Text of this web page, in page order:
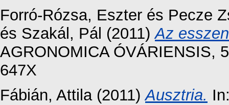
Forró-Rózsa, Eszter és Pecze
és Szakál, Pál (2011)Az
AGRONOMICA ÓVÁRIENSIS,
647X
Fábián, Attila(2011)Ausztria.